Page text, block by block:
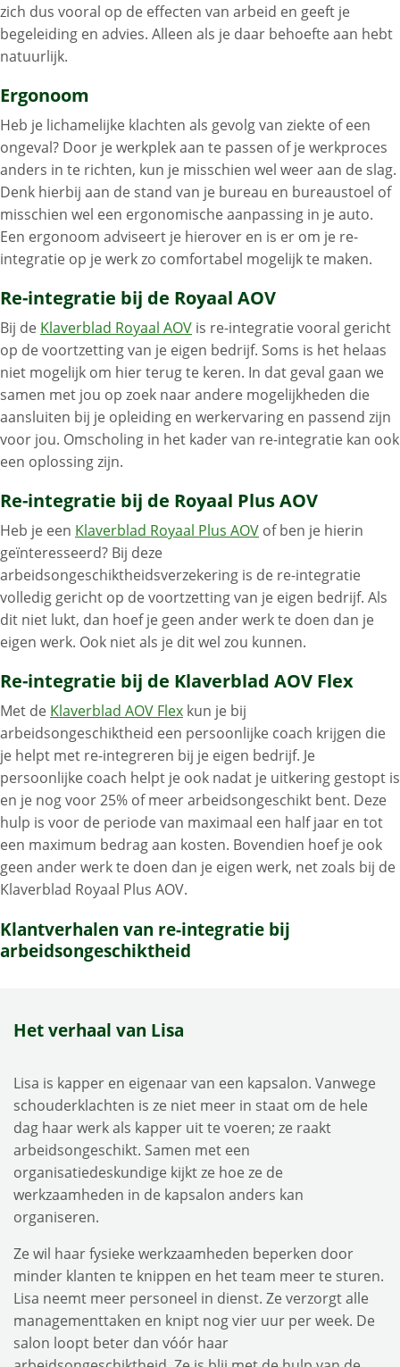
zich dus vooral op de effecten van arbeid en geeft je
begeleiding en advies. Alleen als je daar behoefte aan hebt
natuurlijk.
Ergonoom
Heb je lichamelijke klachten als gevolg van ziekte of een
ongeval? Door je werkplek aan te passen of je werkproces
anders in te richten, kun je misschien wel weer aan de slag.
Denk hierbij aan de stand van je bureau en bureaustoel of
misschien wel een ergonomische aanpassing in je auto.
Een ergonoom adviseert je hierover en is er om je re-
integratie op je werk zo comfortabel mogelijk te maken.
Re-integratie bij de Royaal AOV
Bij de Klaverblad Royaal AOV is re-integratie vooral gericht
op de voortzetting van je eigen bedrijf. Soms is het helaas
niet mogelijk om hier terug te keren. In dat geval gaan we
samen met jou op zoek naar andere mogelijkheden die
aansluiten bij je opleiding en werkervaring en passend zijn
voor jou. Omscholing in het kader van re-integratie kan ook
een oplossing zijn.
Re-integratie bij de Royaal Plus AOV
Heb je een Klaverblad Royaal Plus AOV of ben je hierin
geïnteresseerd? Bij deze
arbeidsongeschiktheidsverzekering is de re-integratie
volledig gericht op de voortzetting van je eigen bedrijf. Als
dit niet lukt, dan hoef je geen ander werk te doen dan je
eigen werk. Ook niet als je dit wel zou kunnen.
Re-integratie bij de Klaverblad AOV Flex
Met de Klaverblad AOV Flex kun je bij
arbeidsongeschiktheid een persoonlijke coach krijgen die
je helpt met re-integreren bij je eigen bedrijf. Je
persoonlijke coach helpt je ook nadat je uitkering gestopt is
en je nog voor 25% of meer arbeidsongeschikt bent. Deze
hulp is voor de periode van maximaal een half jaar en tot
een maximum bedrag aan kosten. Bovendien hoef je ook
geen ander werk te doen dan je eigen werk, net zoals bij de
Klaverblad Royaal Plus AOV.
Klantverhalen van re-integratie bij
arbeidsongeschiktheid
Het verhaal van Lisa
Lisa is kapper en eigenaar van een kapsalon. Vanwege
schouderklachten is ze niet meer in staat om de hele
dag haar werk als kapper uit te voeren; ze raakt
arbeidsongeschikt. Samen met een
organisatiedeskundige kijkt ze hoe ze de
werkzaamheden in de kapsalon anders kan
organiseren.
Ze wil haar fysieke werkzaamheden beperken door
minder klanten te knippen en het team meer te sturen.
Lisa neemt meer personeel in dienst. Ze verzorgt alle
managementtaken en knipt nog vier uur per week. De
salon loopt beter dan vóór haar